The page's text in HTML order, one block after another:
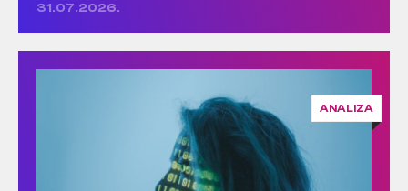
31.07.2026.
ANALIZA